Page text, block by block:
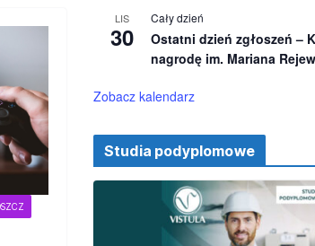
n
e
LIS
30
Cały dzień
Ostatni dzień zgłoszeń –
nagrodę im. Mariana
Zobacz kalendarz
Studia podyplomowe